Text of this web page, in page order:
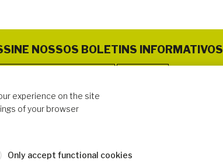
NOSSOS BOLETINS INFORMATIVOS
NOS
experience on the site
of your browser
Only accept functional cookies